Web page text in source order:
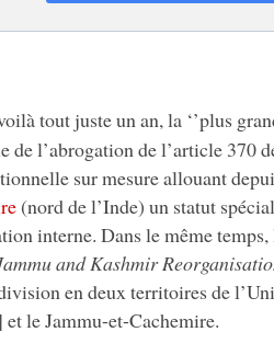
tout juste un an, la ‘’plus
de l’abrogation de l’article 370
sur mesure allouant
(nord de l’Inde) un statut
interne. Dans le même
and Kashmir
en deux territoires de
et le Jammu-et-Cachemire.